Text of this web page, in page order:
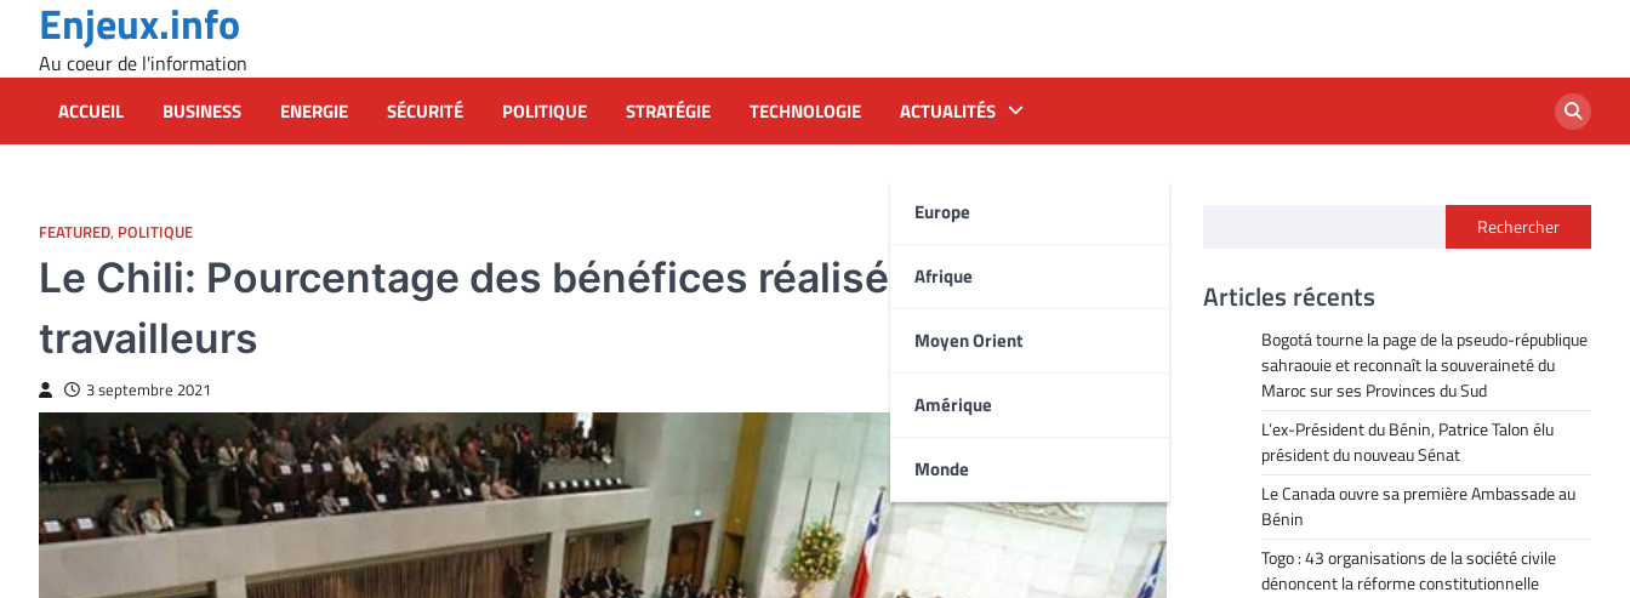
content
Enjeux.info
Au coeur de l'information
ACCUEIL BUSINESS ENERGIE SÉCURITÉ POLITIQUE STRATÉGIE TECHNOLOGIE ACTUALITÉS
Europe
Afrique
Moyen Orient
Amérique
Monde
FEATURED, POLITIQUE
Le Chili: Pourcentage des bénéfices réalisés pour les
travailleurs
3 septembre 2021
Rechercher
Articles récents
Bogotá tourne la page de la pseudo-république
sahraouie et reconnaît la souveraineté du
Maroc sur ses Provinces du Sud
L’ex-Président du Bénin, Patrice Talon élu
président du nouveau Sénat
Le Canada ouvre sa première Ambassade au
Bénin
Togo : 43 organisations de la société civile
dénoncent la réforme constitutionnelle